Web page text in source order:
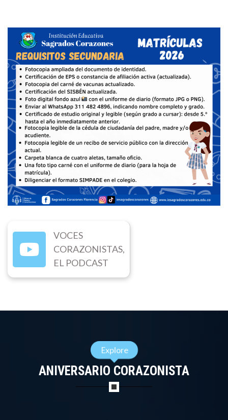
VOCES
CORAZONISTAS,
EL PODCAST
Explore
ANIVERSARIO CORAZONISTA
0
3
6
9
5
8
1
8
1
4
3
3
4
4
4
5
5
6
6
6
7
8
8
8
9
6
8
1
4
7
0
2
5
2
4